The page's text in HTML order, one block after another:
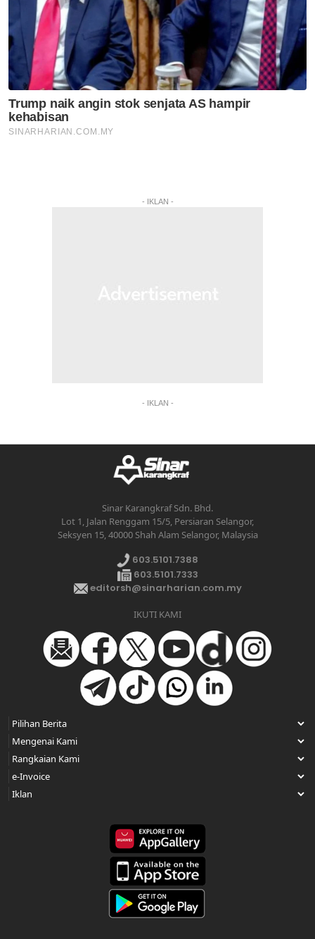
- IKLAN -
- IKLAN -
Sinar Karangkraf Sdn. Bhd.
Lot 1, Jalan Renggam 15/5, Persiaran Selangor,
Seksyen 15, 40000 Shah Alam Selangor, Malaysia
603.5101.7388
603.5101.7333
editorsh@sinarharian.com.my
IKUTI KAMI